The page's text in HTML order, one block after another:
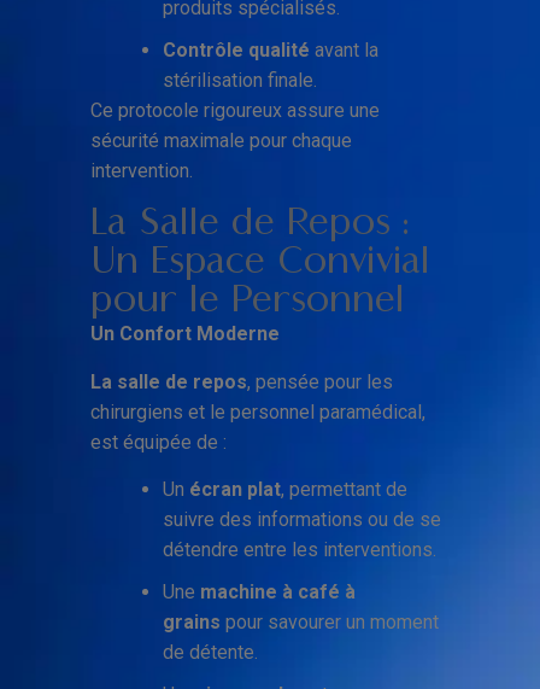
produits spécialisés.
Contrôle qualité avant la
stérilisation finale.
Ce protocole rigoureux assure une
sécurité maximale pour chaque
intervention.
La Salle de Repos :
Un Espace Convivial
pour le Personnel
Un Confort Moderne
La salle de repos, pensée pour les
chirurgiens et le personnel paramédical,
est équipée de :
Un écran plat, permettant de
suivre des informations ou de se
détendre entre les interventions.
Une machine à café à
grains pour savourer un moment
de détente.